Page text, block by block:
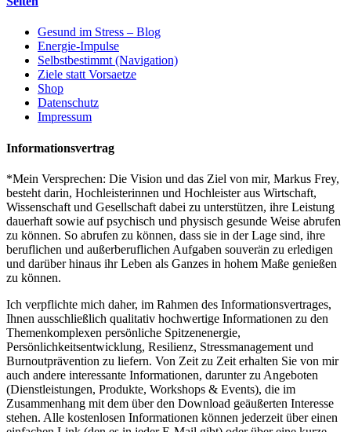
Gesund im Stress – Blog
Energie-Impulse
Selbstbestimmt (Navigation)
Ziele statt Vorsaetze
Shop
Datenschutz
Impressum
Informationsvertrag
*Mein Versprechen: Die Vision und das Ziel von mir, Markus Frey,
besteht darin, Hochleisterinnen und Hochleister aus Wirtschaft,
Wissenschaft und Gesellschaft dabei zu unterstützen, ihre Leistung
dauerhaft sowie auf psychisch und physisch gesunde Weise abrufen
zu können. So abrufen zu können, dass sie in der Lage sind, ihre
beruflichen und außerberuflichen Aufgaben souverän zu erledigen
und darüber hinaus ihr Leben als Ganzes in hohem Maße genießen
zu können.
Ich verpflichte mich daher, im Rahmen des Informationsvertrages,
Ihnen ausschließlich qualitativ hochwertige Informationen zu den
Themenkomplexen persönliche Spitzenenergie,
Persönlichkeitsentwicklung, Resilienz, Stressmanagement und
Burnoutprävention zu liefern. Von Zeit zu Zeit erhalten Sie von mir
auch andere interessante Informationen, darunter zu Angeboten
(Dienstleistungen, Produkte, Workshops & Events), die im
Zusammenhang mit dem über den Download geäußerten Interesse
stehen. Alle kostenlosen Informationen können jederzeit über einen